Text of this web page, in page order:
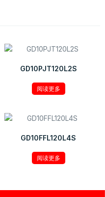
GD10PJT120L2S
阅读更多
GD10FFL120L4S
阅读更多